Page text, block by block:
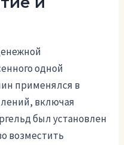
одной
применялся в
включая
был установлен
возместить